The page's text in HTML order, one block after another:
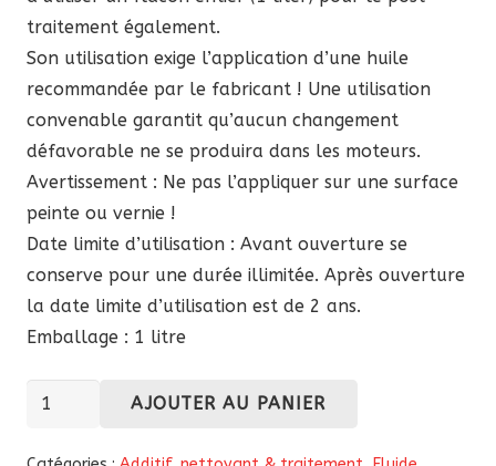
traitement également.
Son utilisation exige l’application d’une huile
recommandée par le fabricant ! Une utilisation
convenable garantit qu’aucun changement
défavorable ne se produira dans les moteurs.
Avertissement : Ne pas l’appliquer sur une surface
peinte ou vernie !
Date limite d’utilisation : Avant ouverture se
conserve pour une durée illimitée. Après ouverture
la date limite d’utilisation est de 2 ans.
Emballage : 1 litre
quantité
Traitement
AJOUTER AU PANIER